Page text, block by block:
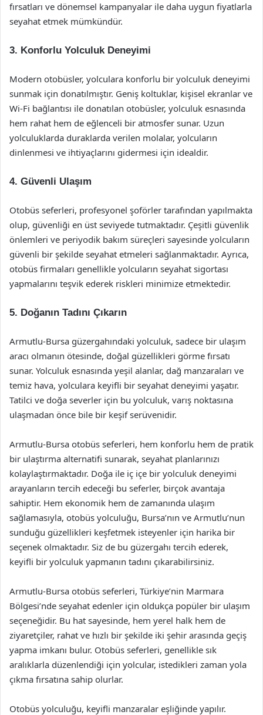
fırsatları ve dönemsel kampanyalar ile daha uygun fiyatlarla
seyahat etmek mümkündür.
3. Konforlu Yolculuk Deneyimi
Modern otobüsler, yolculara konforlu bir yolculuk deneyimi
sunmak için donatılmıştır. Geniş koltuklar, kişisel ekranlar ve
Wi-Fi bağlantısı ile donatılan otobüsler, yolculuk esnasında
hem rahat hem de eğlenceli bir atmosfer sunar. Uzun
yolculuklarda duraklarda verilen molalar, yolcuların
dinlenmesi ve ihtiyaçlarını gidermesi için idealdir.
4. Güvenli Ulaşım
Otobüs seferleri, profesyonel şoförler tarafından yapılmakta
olup, güvenliği en üst seviyede tutmaktadır. Çeşitli güvenlik
önlemleri ve periyodik bakım süreçleri sayesinde yolcuların
güvenli bir şekilde seyahat etmeleri sağlanmaktadır. Ayrıca,
otobüs firmaları genellikle yolcuların seyahat sigortası
yapmalarını teşvik ederek riskleri minimize etmektedir.
5. Doğanın Tadını Çıkarın
Armutlu-Bursa güzergahındaki yolculuk, sadece bir ulaşım
aracı olmanın ötesinde, doğal güzellikleri görme fırsatı
sunar. Yolculuk esnasında yeşil alanlar, dağ manzaraları ve
temiz hava, yolculara keyifli bir seyahat deneyimi yaşatır.
Tatilci ve doğa severler için bu yolculuk, varış noktasına
ulaşmadan önce bile bir keşif serüvenidir.
Armutlu-Bursa otobüs seferleri, hem konforlu hem de pratik
bir ulaştırma alternatifi sunarak, seyahat planlarınızı
kolaylaştırmaktadır. Doğa ile iç içe bir yolculuk deneyimi
arayanların tercih edeceği bu seferler, birçok avantaja
sahiptir. Hem ekonomik hem de zamanında ulaşım
sağlamasıyla, otobüs yolculuğu, Bursa’nın ve Armutlu’nun
sunduğu güzellikleri keşfetmek isteyenler için harika bir
seçenek olmaktadır. Siz de bu güzergahı tercih ederek,
keyifli bir yolculuk yapmanın tadını çıkarabilirsiniz.
Armutlu-Bursa otobüs seferleri, Türkiye’nin Marmara
Bölgesi’nde seyahat edenler için oldukça popüler bir ulaşım
seçeneğidir. Bu hat sayesinde, hem yerel halk hem de
ziyaretçiler, rahat ve hızlı bir şekilde iki şehir arasında geçiş
yapma imkanı bulur. Otobüs seferleri, genellikle sık
aralıklarla düzenlendiği için yolcular, istedikleri zaman yola
çıkma fırsatına sahip olurlar.
Otobüs yolculuğu, keyifli manzaralar eşliğinde yapılır.